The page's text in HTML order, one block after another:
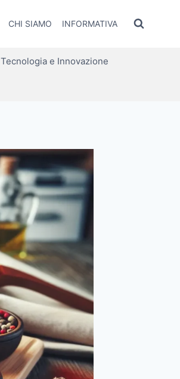
CHI SIAMO INFORMATIVA
Tecnologia e Innovazione